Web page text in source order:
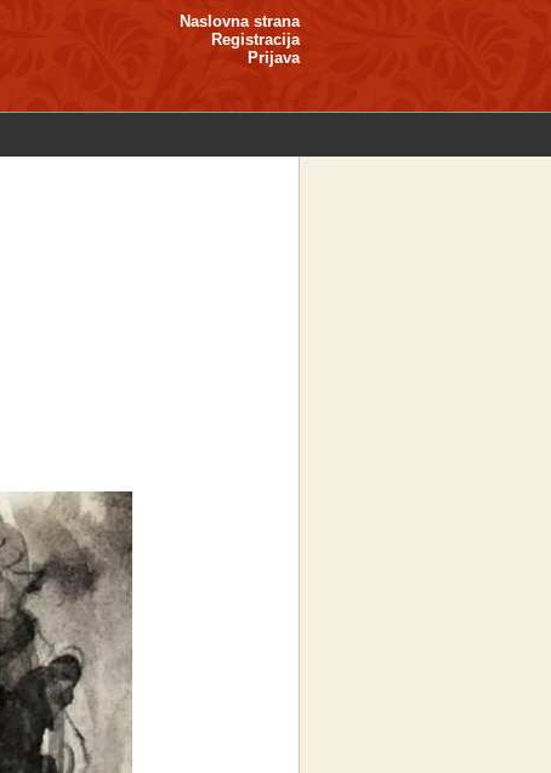
Naslovna strana
Registracija
Prijava